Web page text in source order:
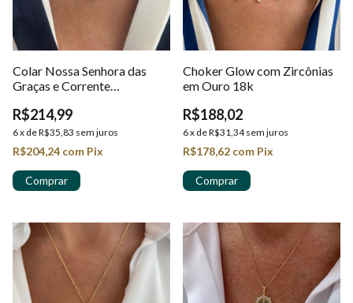
Colar Nossa Senhora das
Graças e Corrente
R$214,99
6x deR$35,83 sem juros
R$204,24 com Pix
Choker Glow com Zircônias
em Ouro 18k
R$188,02
6x deR$31,34 sem juros
R$178,62 com Pix